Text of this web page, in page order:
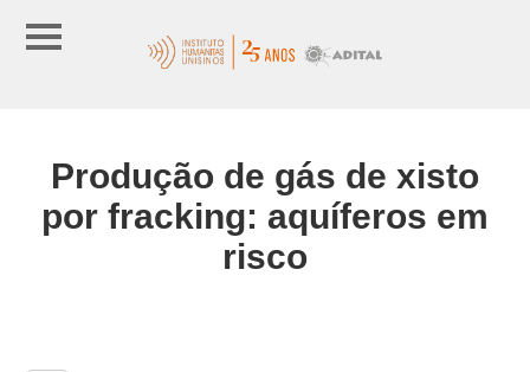
Produção de gás de xisto
por fracking: aquíferos em
risco